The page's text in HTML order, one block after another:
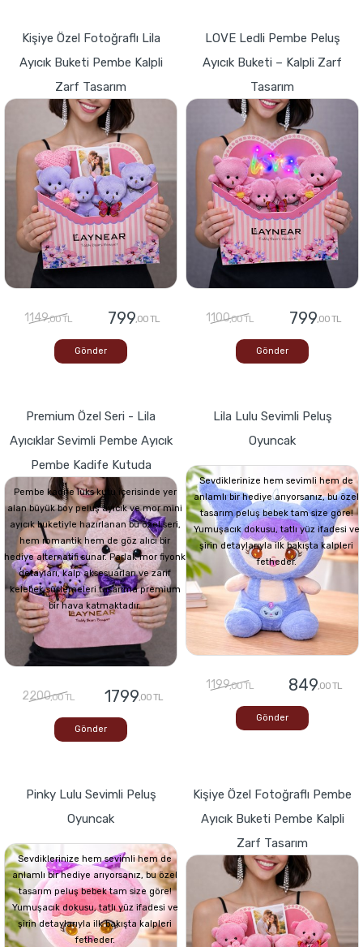
Kişiye Özel Fotoğraflı Lila
Ayıcık Buketi Pembe Kalpli
Zarf Tasarım
1149,00 TL 799,00 TL
Gönder
LOVE Ledli Pembe Peluş
Ayıcık Buketi – Kalpli Zarf
Tasarım
1100,00 TL 799,00 TL
Gönder
Premium Özel Seri - Lila
Ayıcıklar Sevimli Pembe Ayıcık
Pembe Kadife Kutuda
Pembe kadife lüks kutu içerisinde yer
alan büyük boy peluş ayıcık ve mor mini
ayıcık buketiyle hazırlanan bu özel seri,
hem romantik hem de göz alıcı bir
hediye alternatifi sunar. Parlak mor fiyonk
detayları, kalp aksesuarları ve zarif
kelebek süslemeleri tasarıma premium
bir hava katmaktadır.
2200,00 TL 1799,00 TL
Gönder
Lila Lulu Sevimli Peluş
Oyuncak
Sevdiklerinize hem sevimli hem de
anlamlı bir hediye arıyorsanız, bu özel
tasarım peluş bebek tam size göre!
Yumuşacık dokusu, tatlı yüz ifadesi ve
şirin detaylarıyla ilk bakışta kalpleri
fetheder.
1199,00 TL 849,00 TL
Gönder
Pinky Lulu Sevimli Peluş
Oyuncak
Sevdiklerinize hem sevimli hem de
anlamlı bir hediye arıyorsanız, bu özel
tasarım peluş bebek tam size göre!
Yumuşacık dokusu, tatlı yüz ifadesi ve
şirin detaylarıyla ilk bakışta kalpleri
fetheder.
Kişiye Özel Fotoğraflı Pembe
Ayıcık Buketi Pembe Kalpli
Zarf Tasarım